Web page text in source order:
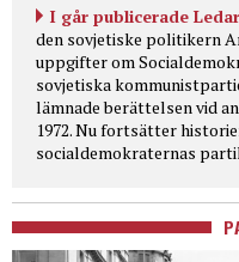
I går publicerade
den sovjetiske politikern
uppgifter om
sovjetiska
lämnade berättelsen vid
1972. Nu fortsätter
socialdemokraternas